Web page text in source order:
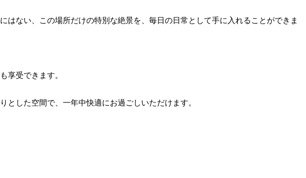
ない、この場所だけの特別な絶景を、毎日の日常として手に入れることができま
享受できます。
した空間で、一年中快適にお過ごしいただけます。